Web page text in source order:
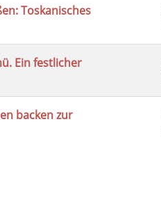
Toskanisches
Ein festlicher
backen zur